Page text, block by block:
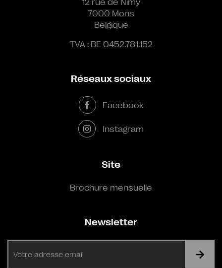
7000 Mons
Belgique
TVA : BE 0452.781.152
Réseaux sociaux
Facebook
Instagram
Site
Brochure mensuelle
Newsletter